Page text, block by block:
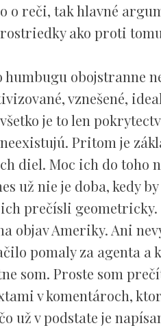
o reči, tak hlavné
ako proti
humbugu obojstranne
vznešené,
je to len
Pritom je
diel. Moc ich do toho
už nie je doba, kedy
prečísli geometricky.
objav Ameriky. Ani
pomaly za agenta a
som. Proste som
v komentároch,
už v podstate je